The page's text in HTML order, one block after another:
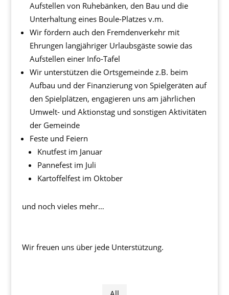
Aufstellen von Ruhebänken, den Bau und die
Unterhaltung eines Boule-Platzes v.m.
Wir fördern auch den Fremdenverkehr mit
Ehrungen langjähriger Urlaubsgäste sowie das
Aufstellen einer Info-Tafel
Wir unterstützen die Ortsgemeinde z.B. beim
Aufbau und der Finanzierung von Spielgeräten auf
den Spielplätzen, engagieren uns am jährlichen
Umwelt- und Aktionstag und sonstigen Aktivitäten
der Gemeinde
Feste und Feiern
Knutfest im Januar
Pannefest im Juli
Kartoffelfest im Oktober
und noch vieles mehr…
Wir freuen uns über jede Unterstützung.